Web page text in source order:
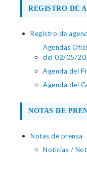
REGISTRO DE
Registro de
Agendas
del 02/05/
Agenda del
Agenda del
NOTAS DE
Notas de prensa
Noticias /